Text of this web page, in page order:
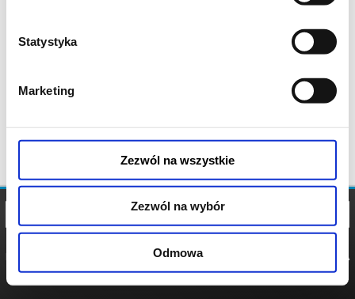
Statystyka
Marketing
Zezwól na wszystkie
Zezwól na wybór
Odmowa
POLITYKA
POLITYKA